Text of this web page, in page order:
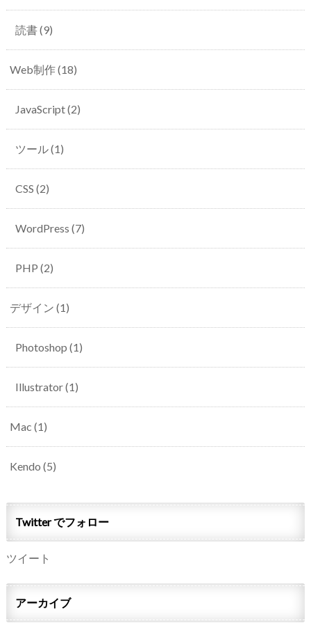
読書(9)
Web制作(18)
JavaScript(2)
ツール(1)
CSS (2)
WordPress (7)
PHP (2)
デザイン (1)
Photoshop (1)
Illustrator(1)
Mac (1)
Kendo (5)
Twitter でフォロー
ツイート
アーカイブ